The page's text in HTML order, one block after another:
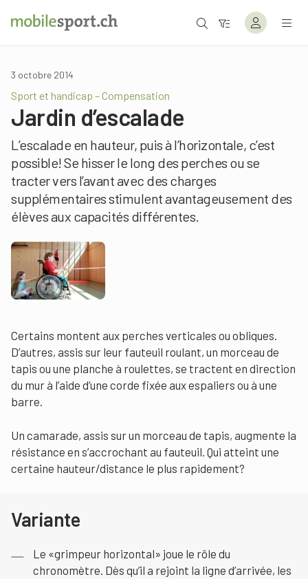
3 octobre 2014
Sport et handicap – Compensation
Jardin d’escalade
L’escalade en hauteur, puis à l’horizontale, c’est
possible! Se hisser le long des perches ou se
tracter vers l’avant avec des charges
supplémentaires stimulent avantageusement des
élèves aux capacités différentes.
Certains montent aux perches verticales ou obliques.
D’autres, assis sur leur fauteuil roulant, un morceau de
tapis ou une planche à roulettes, se tractent en direction
du mur à l’aide d’une corde fixée aux espaliers ou à une
barre.
Un camarade, assis sur un morceau de tapis, augmente la
résistance en s’accrochant au fauteuil. Qui atteint une
certaine hauteur/distance le plus rapidement?
Variante
Le «grimpeur horizontal» joue le rôle du
chronomètre. Dès qu’il a rejoint la ligne d’arrivée, les